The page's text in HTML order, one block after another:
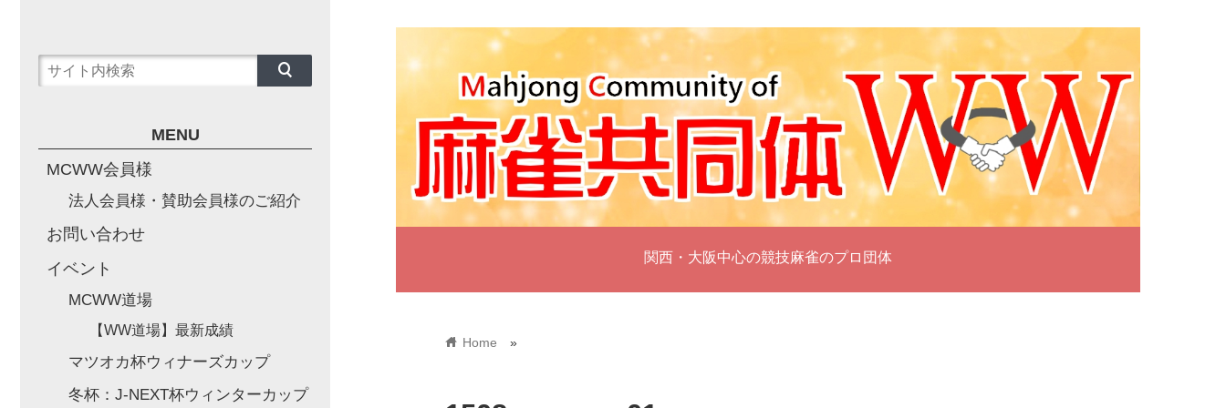
関西・大阪中心の競技麻雀のプロ団体
home Home »
MENU
MCWW会員様
法人会員様・賛助会員様のご紹介
お問い合わせ
イベント
MCWW道場
【WW道場】最新成績
マツオカ杯ウィナーズカップ
冬杯：J-NEXT杯ウィンターカップ